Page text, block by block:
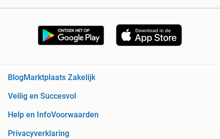
BlogMarktplaats Zakelijk
Veilig en Succesvol
Help en InfoVoorwaarden
Privacyverklaring